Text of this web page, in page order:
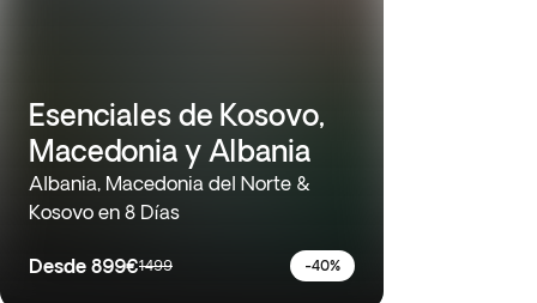
Esenciales de Kosovo,
Macedonia y Albania
Albania, Macedonia del Norte &
Kosovo en 8 Días
Desde 899€1499 -40%